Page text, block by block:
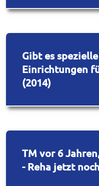
Gibt es
Einrichtungen
(2014)
TM vor 6
- Reha jetzt